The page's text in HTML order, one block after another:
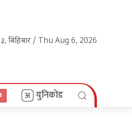
बिहिबार / Thu Aug 6, 2026
युनिकोड